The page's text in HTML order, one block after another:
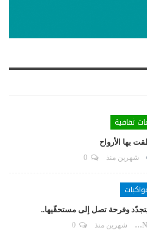
ثقافية
بها الأرواح
شهرين منذ 0
وفرحة تصل إلى مستحقّيها..
ZAYNEB HAMZAOUI شهرين منذ